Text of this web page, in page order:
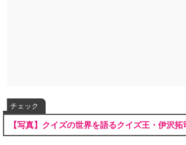
チェック
【写真】クイズの世界を語るクイズ王・伊沢拓